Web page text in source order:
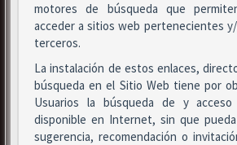
motores de búsqueda que
acceder a sitios web pertenecientes
terceros.
La instalación de estos enlaces,
búsqueda en el Sitio Web tiene por
Usuarios la búsqueda de y
disponible en Internet, sin que
sugerencia, recomendación o